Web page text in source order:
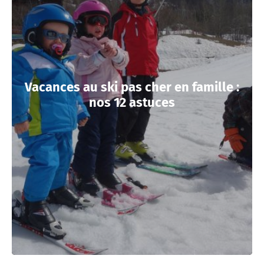
Vacances au ski pas cher en famille :
nos 12 astuces